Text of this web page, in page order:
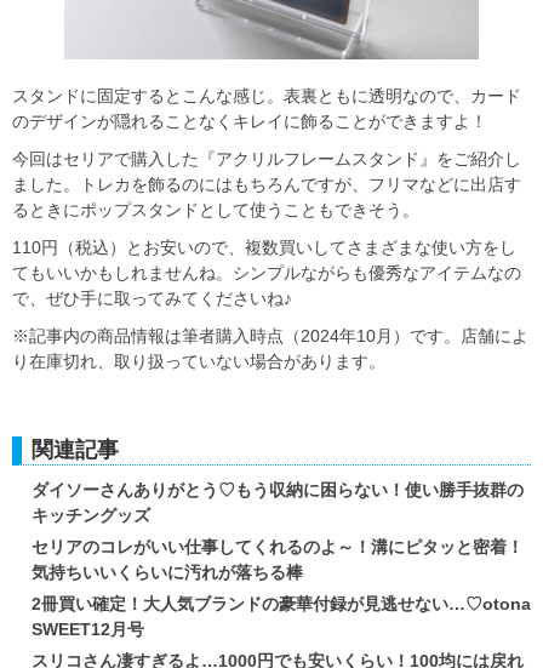
スタンドに固定するとこんな感じ。表裏ともに透明なので、カード
のデザインが隠れることなくキレイに飾ることができますよ！
今回はセリアで購入した『アクリルフレームスタンド』をご紹介し
ました。トレカを飾るのにはもちろんですが、フリマなどに出店す
るときにポップスタンドとして使うこともできそう。
110円（税込）とお安いので、複数買いしてさまざまな使い方をし
てもいいかもしれませんね。シンプルながらも優秀なアイテムなの
で、ぜひ手に取ってみてくださいね♪
※記事内の商品情報は筆者購入時点（2024年10月）です。店舗によ
り在庫切れ、取り扱っていない場合があります。
関連記事
ダイソーさんありがとう♡もう収納に困らない！使い勝手抜群の
キッチングッズ
セリアのコレがいい仕事してくれるのよ～！溝にピタッと密着！
気持ちいいくらいに汚れが落ちる棒
2冊買い確定！大人気ブランドの豪華付録が見逃せない…♡otona
SWEET12月号
スリコさん凄すぎるよ…1000円でも安いくらい！100均には戻れ